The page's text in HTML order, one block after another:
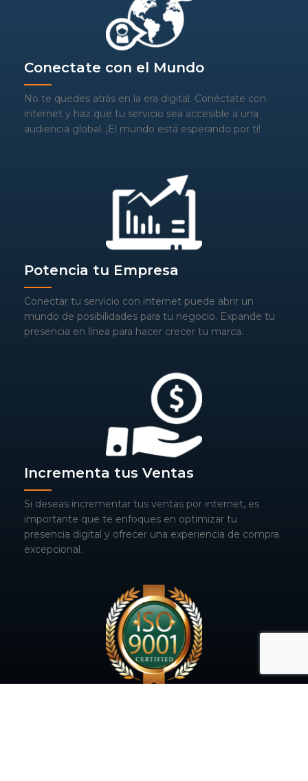
Conectate con el Mundo
No te quedes atrás en la era digital. Conéctate con
internet y haz que tu servicio sea accesible a una
audiencia global. ¡El mundo está esperando por ti!
Potencia tu Empresa
Conectar tu servicio con internet puede abrir un
mundo de posibilidades para tu negocio. Expande tu
presencia en línea para hacer crecer tu marca.
Incrementa tus Ventas
Si deseas incrementar tus ventas por internet, es
importante que te enfoques en optimizar tu
presencia digital y ofrecer una experiencia de compra
excepcional.